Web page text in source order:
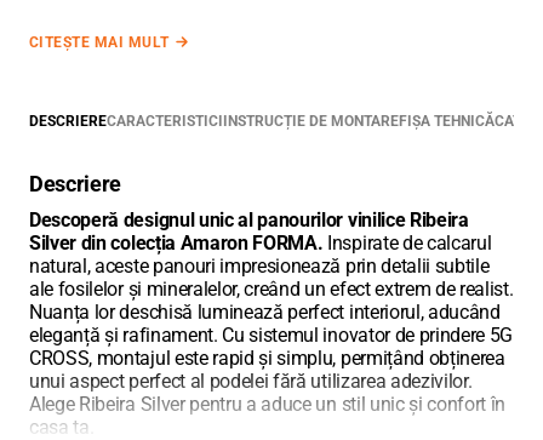
instalat. Pardoselile SPC cu aspect de gresie oferă un aspect
Plăcile SPC din colecțiaAmaron FORMAau dimensiunile de 91,4x
conține 5 plăci și face 2,088 m
Unitatea de măsură pentru pardoseli este metrul pătrat.Adăugați
în coș metrajul necesar, cu zecimale utilizând punct între cifre.
CITEȘTE MAI MULT
DESCRIERECARACTERISTICIINSTRUCȚIE DE MONTAREFIȘA TEHNICĂ
Descriere
Descoperă designul unic al panourilor vinilice Ribeira
Silver din colecția Amaron FORMA. Inspirate de calcarul
natural, aceste panouri impresionează prin detalii subtile
ale fosilelor și mineralelor, creând un efect extrem de realist.
Nuanța lor deschisă luminează perfect interiorul, aducând
eleganță și rafinament. Cu sistemul inovator de prindere 5G
CROSS, montajul este rapid și simplu, permițând obținerea
unui aspect perfect al podelei fără utilizarea adezivilor.
Alege Ribeira Silver pentru a aduce un stil unic și confort în
casa ta.